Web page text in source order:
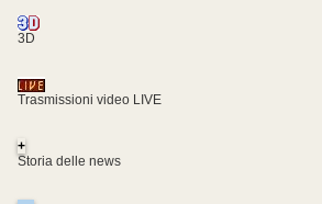
3D
Trasmissioni video LIVE
+
Storia delle news